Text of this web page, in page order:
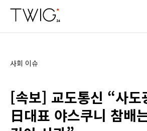
사회 이슈
[속보] 교도통신 “사도
日대표 야스쿠니 참배